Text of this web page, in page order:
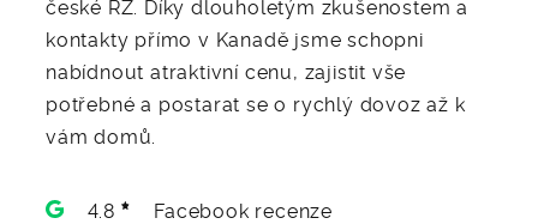
české RZ. Díky dlouholetým zkušenostem a
kontakty přímo v Kanadě jsme schopni
nabídnout atraktivní cenu, zajistit vše
potřebné a postarat se o rychlý dovoz až k
vám domů.
4.8 Facebook recenze